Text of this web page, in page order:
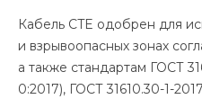
Кабель CTE одобрен для
и взрывоопасных зонах
а также стандартам ГОСТ
0:2017), ГОСТ 31610.30-1-